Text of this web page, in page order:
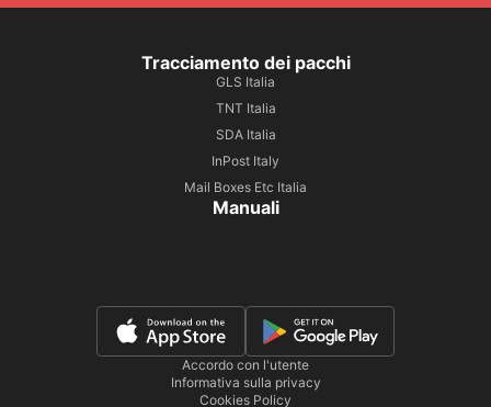
Tracciamento dei pacchi
GLS Italia
TNT Italia
SDA Italia
InPost Italy
Mail Boxes Etc Italia
Manuali
Accordo con l'utente
Informativa sulla privacy
Cookies Policy